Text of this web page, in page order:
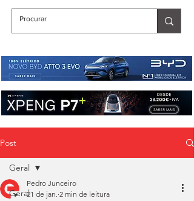
Post
Geral
Geral
Pedro Junceiro
21 de jan. 2 min de leitura